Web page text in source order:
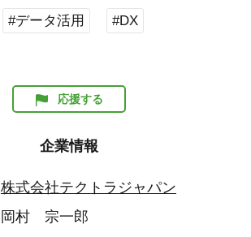
#データ活用 #DX
応援する
企業情報
株式会社テクトラジャパン
岡村 宗一郎